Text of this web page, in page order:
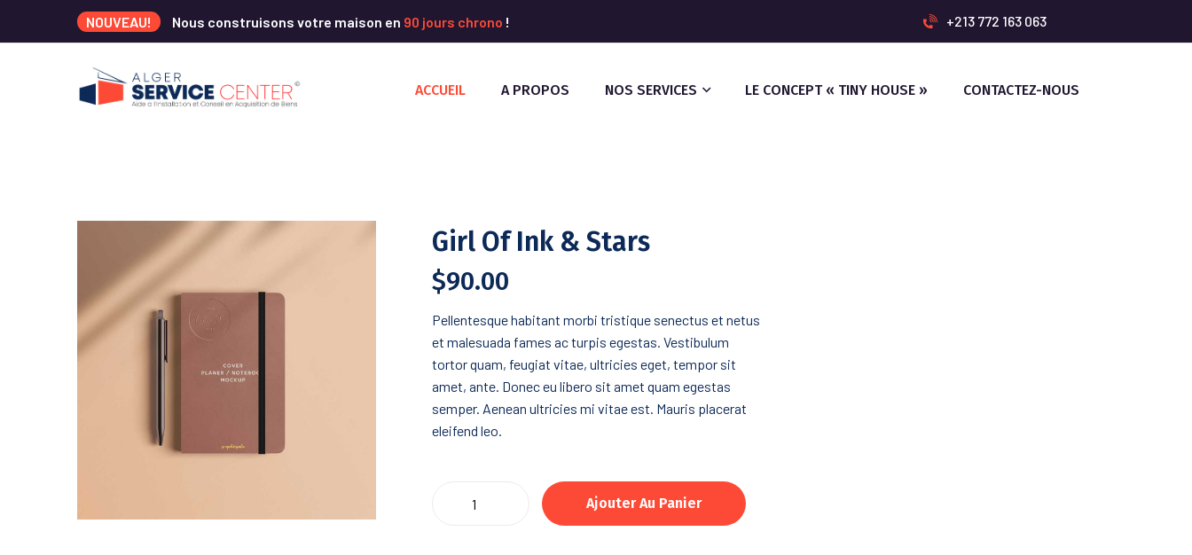
NOUVEAU! Nous construisons votre maison en 90 jours chrono ! +213 772 163 063
ACCUEIL A PROPOS NOS SERVICES LE CONCEPT « TINY HOUSE » CONTACTEZ-NOUS
Girl Of Ink & Stars
$90.00
Pellentesque habitant morbi tristique senectus et netus
et malesuada fames ac turpis egestas. Vestibulum
tortor quam, feugiat vitae, ultricies eget, tempor sit
amet, ante. Donec eu libero sit amet quam egestas
semper. Aenean ultricies mi vitae est. Mauris placerat
eleifend leo.
Ajouter Au Panier